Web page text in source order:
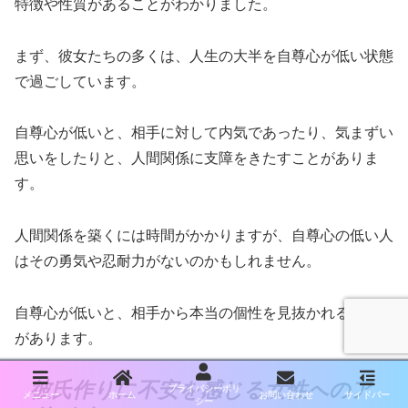
特徴や性質があることがわかりました。
まず、彼女たちの多くは、人生の大半を自尊心が低い状態
で過ごしています。
自尊心が低いと、相手に対して内気であったり、気まずい
思いをしたりと、人間関係に支障をきたすことがありま
す。
人間関係を築くには時間がかかりますが、自尊心の低い人
はその勇気や忍耐力がないのかもしれません。
自尊心が低いと、相手から本当の個性を見抜かれる可能性
があります。
彼氏作りに不安を感じる女性へのア
メニュー ホーム
プライバシーポリ
シー
お問い合わせ サイドバー